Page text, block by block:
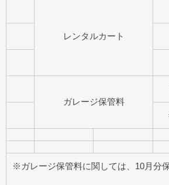
レンタルカート
ガレージ保管料
※ガレージ保管料に関しては、10月分